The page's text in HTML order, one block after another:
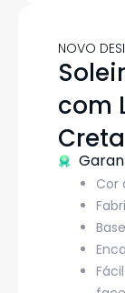
NOVO
com
Cor